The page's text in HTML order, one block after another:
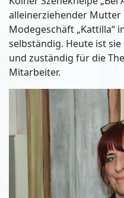
alleinerziehender
Modegeschäft „Kattilla“
selbständig. Heute ist
und zuständig für die
Mitarbeiter.